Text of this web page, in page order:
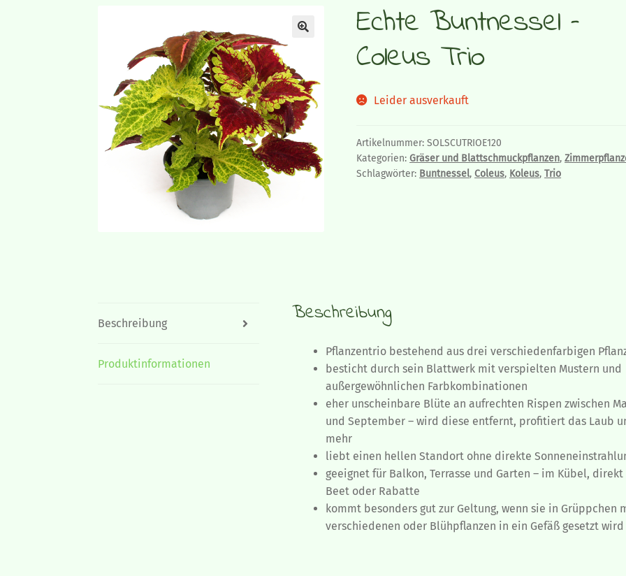
Echte Buntnessel –
Coleus Trio
Leider ausverkauft
Artikelnummer:SOLSCUTRIOE120
Kategorien:Gräser und Blattschmuckpflanzen,
Schlagwörter: Buntnessel,Coleus, Koleus,Trio
Beschreibung
Produktinformationen
Beschreibung
Pflanzentrio bestehend aus drei verschiedenfarbigen
besticht durch sein Blattwerk mit verspielten Mustern und
außergewöhnlichen Farbkombinationen
eher unscheinbare Blüte an aufrechten Rispen zwischen
und September – wird diese entfernt, profitiert das Laub
mehr
liebt einen hellen Standort ohne direkte
geeignet für Balkon, Terrasse und Garten – im Kübel,
Beet oder Rabatte
kommt besonders gut zur Geltung, wenn sie in Grüppchen
verschiedenen oder Blühpflanzen in ein Gefäß gesetzt wird